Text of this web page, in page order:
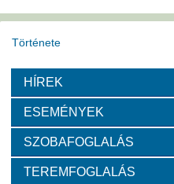
Története
Székház
Szervezeti felépítése
Választott vezetők
HÍREK
ESEMÉNYEK
SZOBAFOGLALÁS
TEREMFOGLALÁS